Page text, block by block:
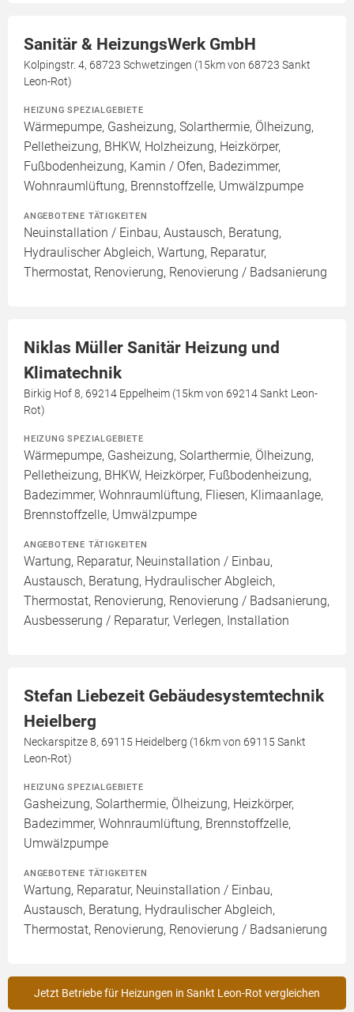
Sanitär & HeizungsWerk GmbH
Kolpingstr. 4, 68723 Schwetzingen (15km von 68723 Sankt
Leon-Rot)
HEIZUNG SPEZIALGEBIETE
Wärmepumpe, Gasheizung, Solarthermie, Ölheizung,
Pelletheizung, BHKW, Holzheizung, Heizkörper,
Fußbodenheizung, Kamin / Ofen, Badezimmer,
Wohnraumlüftung, Brennstoffzelle, Umwälzpumpe
ANGEBOTENE TÄTIGKEITEN
Neuinstallation / Einbau, Austausch, Beratung,
Hydraulischer Abgleich, Wartung, Reparatur,
Thermostat, Renovierung, Renovierung / Badsanierung
Niklas Müller Sanitär Heizung und
Klimatechnik
Birkig Hof 8, 69214 Eppelheim (15km von 69214 Sankt Leon-
Rot)
HEIZUNG SPEZIALGEBIETE
Wärmepumpe, Gasheizung, Solarthermie, Ölheizung,
Pelletheizung, BHKW, Heizkörper, Fußbodenheizung,
Badezimmer, Wohnraumlüftung, Fliesen, Klimaanlage,
Brennstoffzelle, Umwälzpumpe
ANGEBOTENE TÄTIGKEITEN
Wartung, Reparatur, Neuinstallation / Einbau,
Austausch, Beratung, Hydraulischer Abgleich,
Thermostat, Renovierung, Renovierung / Badsanierung,
Ausbesserung / Reparatur, Verlegen, Installation
Stefan Liebezeit Gebäudesystemtechnik
Heielberg
Neckarspitze 8, 69115 Heidelberg (16km von 69115 Sankt
Leon-Rot)
HEIZUNG SPEZIALGEBIETE
Gasheizung, Solarthermie, Ölheizung, Heizkörper,
Badezimmer, Wohnraumlüftung, Brennstoffzelle,
Umwälzpumpe
ANGEBOTENE TÄTIGKEITEN
Wartung, Reparatur, Neuinstallation / Einbau,
Austausch, Beratung, Hydraulischer Abgleich,
Thermostat, Renovierung, Renovierung / Badsanierung
Jetzt Betriebe für Heizungen in Sankt Leon-Rot vergleichen